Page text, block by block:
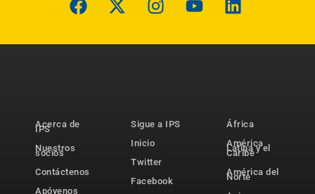
Acerca de
IPS
Nuestros
socios
Contáctenos
Apóyenos
Sigue a IPS
Inicio
Twitter
Facebook
África
América
Latina y el
Caribe
América del
Norte